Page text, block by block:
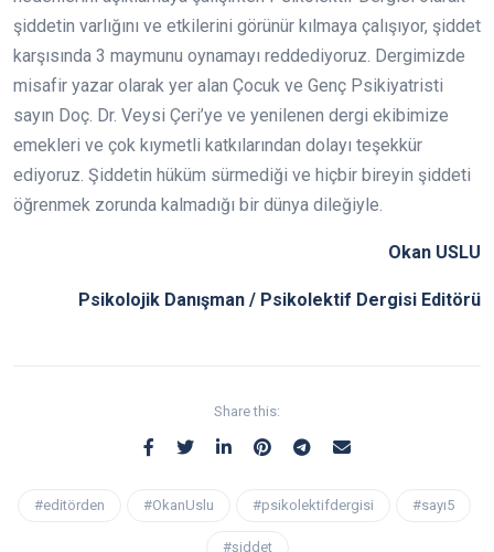
şiddetin varlığını ve etkilerini görünür kılmaya çalışıyor, şiddet
karşısında 3 maymunu oynamayı reddediyoruz. Dergimizde
misafir yazar olarak yer alan Çocuk ve Genç Psikiyatristi
sayın Doç. Dr. Veysi Çeri’ye ve yenilenen dergi ekibimize
emekleri ve çok kıymetli katkılarından dolayı teşekkür
ediyoruz. Şiddetin hüküm sürmediği ve hiçbir bireyin şiddeti
öğrenmek zorunda kalmadığı bir dünya dileğiyle.
Okan USLU
Psikolojik Danışman / Psikolektif Dergisi Editörü
Share this:
#editörden #OkanUslu #psikolektifdergisi #sayı5
#şiddet